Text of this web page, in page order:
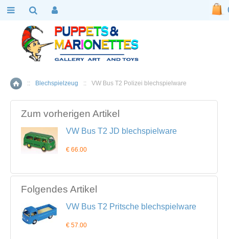
Home
:: Blechspielzeug :: VW Bus T2 Polizei blechspielware
Zum vorherigen Artikel
VW Bus T2 JD blechspielware
€ 66.00
Folgendes Artikel
VW Bus T2 Pritsche blechspielware
€ 57.00